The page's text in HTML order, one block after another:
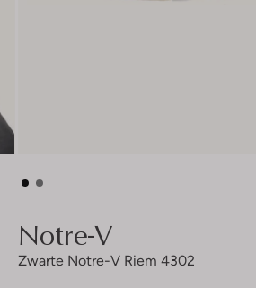
Notre-V
Zwarte Notre-V Riem 4302